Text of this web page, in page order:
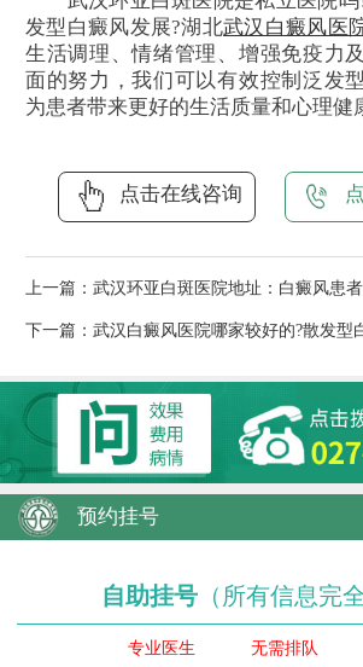
发型白癜风发展?湖北武汉白癜风医
生活调理、情绪管理、增强免疫力
面的努力，我们可以有效控制泛发
为患者带来更好的生活质量和心理健
点击在线咨询
上一篇： 武汉环亚白斑医院地址：白癜风患
下一篇： 武汉白癜风医院哪家较好的?散发型
预约挂号
自助挂号 （所有信息完
专业医生 无需排队